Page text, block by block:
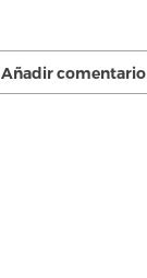
Añadir comentario